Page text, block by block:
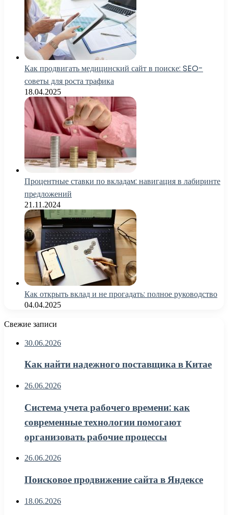
Как продвигать медицинский сайт в поиске: SEO-
советы для роста трафика
18.04.2025
Процентные ставки по вкладам: навигация в лабиринте
предложений
21.11.2024
Как открыть вклад и не прогадать: полное руководство
04.04.2025
Свежие записи
30.06.2026
Как найти надежного поставщика в Китае
26.06.2026
Система учета рабочего времени: как
современные технологии помогают
организовать рабочие процессы
26.06.2026
Поисковое продвижение сайта в Яндексе
18.06.2026